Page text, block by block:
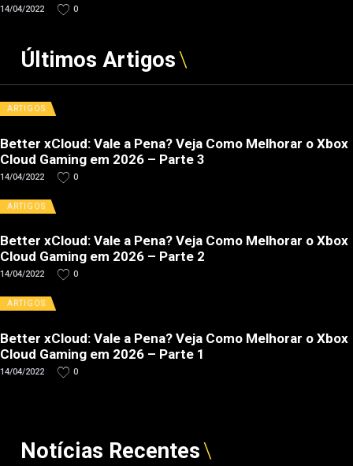
14/04/2022 0
Últimos Artigos
ARTIGOS
Better xCloud: Vale a Pena? Veja Como Melhorar o Xbox
Cloud Gaming em 2026 – Parte 3
14/04/2022 0
ARTIGOS
Better xCloud: Vale a Pena? Veja Como Melhorar o Xbox
Cloud Gaming em 2026 – Parte 2
14/04/2022 0
ARTIGOS
Better xCloud: Vale a Pena? Veja Como Melhorar o Xbox
Cloud Gaming em 2026 – Parte 1
14/04/2022 0
Notícias Recentes